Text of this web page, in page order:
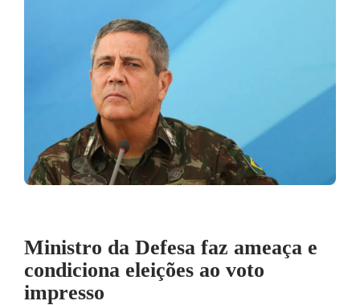
Ministro da Defesa faz ameaça e
condiciona eleições ao voto
impresso